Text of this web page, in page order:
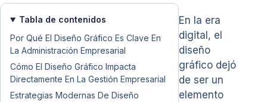
Tabla de contenidos
Por Qué El Diseño Gráfico Es Clave En
La Administración Empresarial
Cómo El Diseño Gráfico Impacta
Directamente En La Gestión Empresarial
Estrategias Modernas De Diseño
En la era
digital, el
diseño
gráfico dejó
de ser un
elemento